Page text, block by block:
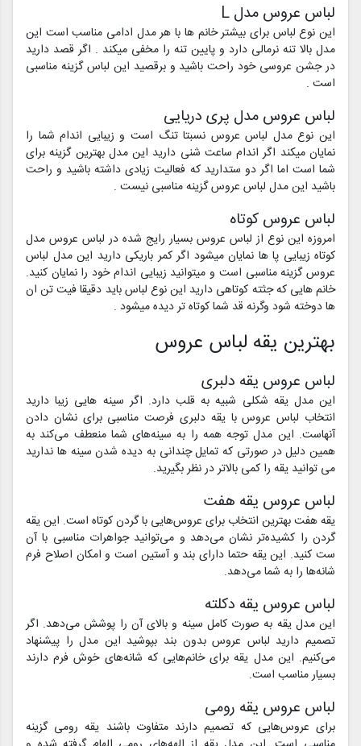
لباس عروس مدل L
این نوع لباس برای بیشتر خانم ها با هر مدل ادامی مناسب است این
مدل بالا تنه نرمالی دارد و پایین تنه را مخفی میکند . اگر قصد دارید
در جشن عروسی خود راحت باشید و برقصید این لباس گزینه مناسبی
است .
لباس عروس مدل پری دریایی
این نوع مدل لباس عروس نسبتا تنگ است و زیبایی اندام شما را
نمایان میکند اگر اندام ساعت شنی دارید این مدل بهترین گزینه برای
شما است اما اگر دو ستدارید که فعالیت زیادی داشته باشید و راحت
باشید این مدل لباس عروس گزینه مناسبی نیست .
لباس عروس کوتاه
امروزه این نوع از لباس عروس بسیار رایج شده در لباس عروس مدل
کوتاه زیبایی پا ها نمایان میشود اگر کمر باریکی دارید این مدل لباس
عروس گزینه مناسبی است و میتوانید زیبایی اندام خود را نمایان کنید.
خانم هایی که جثته کوتاهی دارید این نوع لباس باید دقیقا فیت تن ان
ها دوخته شود وگرنه قد شما کوتاه تر دیده میشود .
بهترین یقه لباس عروس
لباس عروس یقه دلبری
این مدل یقه شکلی شبیه به قلب دارد. اگر سینه هایی زیبا دارید
انتخاب لباس عروس با یقه دلبری فرصت مناسبی برای نشان دادن
آنهاست. این مدل توجه همه را به سینه‌های شما منعطف می‌کند به
همین دلیل در صورتی که تمایل چندانی به دیده شدن سینه ها ندارید
می توانید یقه را کمی بالاتر در نظر بگیرید.
لباس عروس یقه هفت
یقه هفت بهترین انتخاب برای عروس‌هایی با گردن کوتاه است. این یقه
گردن را کشیده‌تر نشان می‌دهد و می‌توانید جواهرات مناسبی با آن
ست کنید. این یقه حتما دارای بند و آستین است و امکان اصلاح فرم
شانه‌ها را به شما می‌دهد.
لباس عروس یقه دکلته
این مدل یقه به صورت کامل سینه و بالای آن را پوشش می‌دهد. اگر
تصمیم دارید لباس عروس بدون بند بپوشید این مدل را پیشنهاد
می‌کنیم. این مدل یقه برای خانم‌هایی که شانه‌های خوش فرم دارند
بسیار مناسب است.
لباس عروس یقه رومی
برای عروس‌هایی که تصمیم دارند متفاوت باشند یقه رومی گزینه